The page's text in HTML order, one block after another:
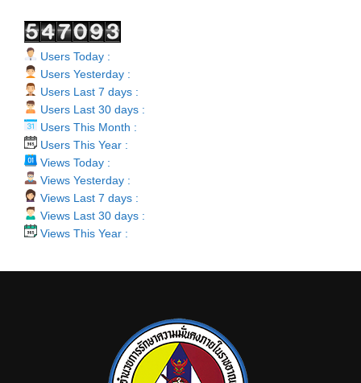
Users Today :
Users Yesterday :
Users Last 7 days :
Users Last 30 days :
Users This Month :
Users This Year :
Views Today :
Views Yesterday :
Views Last 7 days :
Views Last 30 days :
Views This Year :